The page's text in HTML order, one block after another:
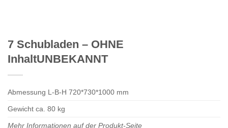
7 Schubladen – OHNE
InhaltUNBEKANNT
Abmessung L-B-H 720*730*1000 mm
Gewicht ca. 80 kg
Mehr Informationen auf der Produkt-Seite